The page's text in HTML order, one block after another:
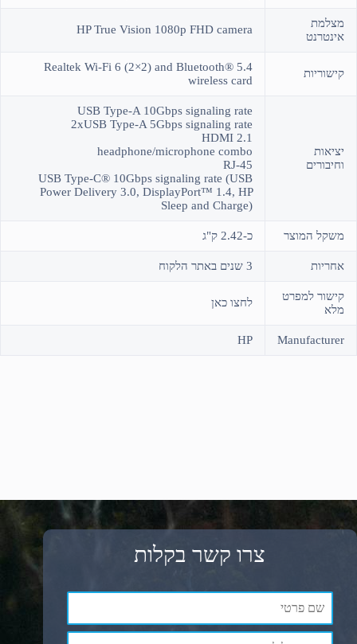
מצלמת
אינטרנט
HP True Vision 1080p FHD camera
קישוריות
Realtek Wi-Fi 6 (2×2) and Bluetooth® 5.4
wireless card
יציאות
וחיבורים
USB Type-A 10Gbps signaling rate
2xUSB Type-A 5Gbps signaling rate
HDMI 2.1
headphone/microphone combo
RJ-45
USB Type-C® 10Gbps signaling rate (USB
Power Delivery 3.0, DisplayPort™ 1.4, HP
Sleep and Charge)
משקל המוצר כ-2.42 ק"ג
אחריות 3 שנים באתר הלקוח
קישור למפרט
מלא
לחצו כאן
Manufacturer
HP
צרו קשר בקלות